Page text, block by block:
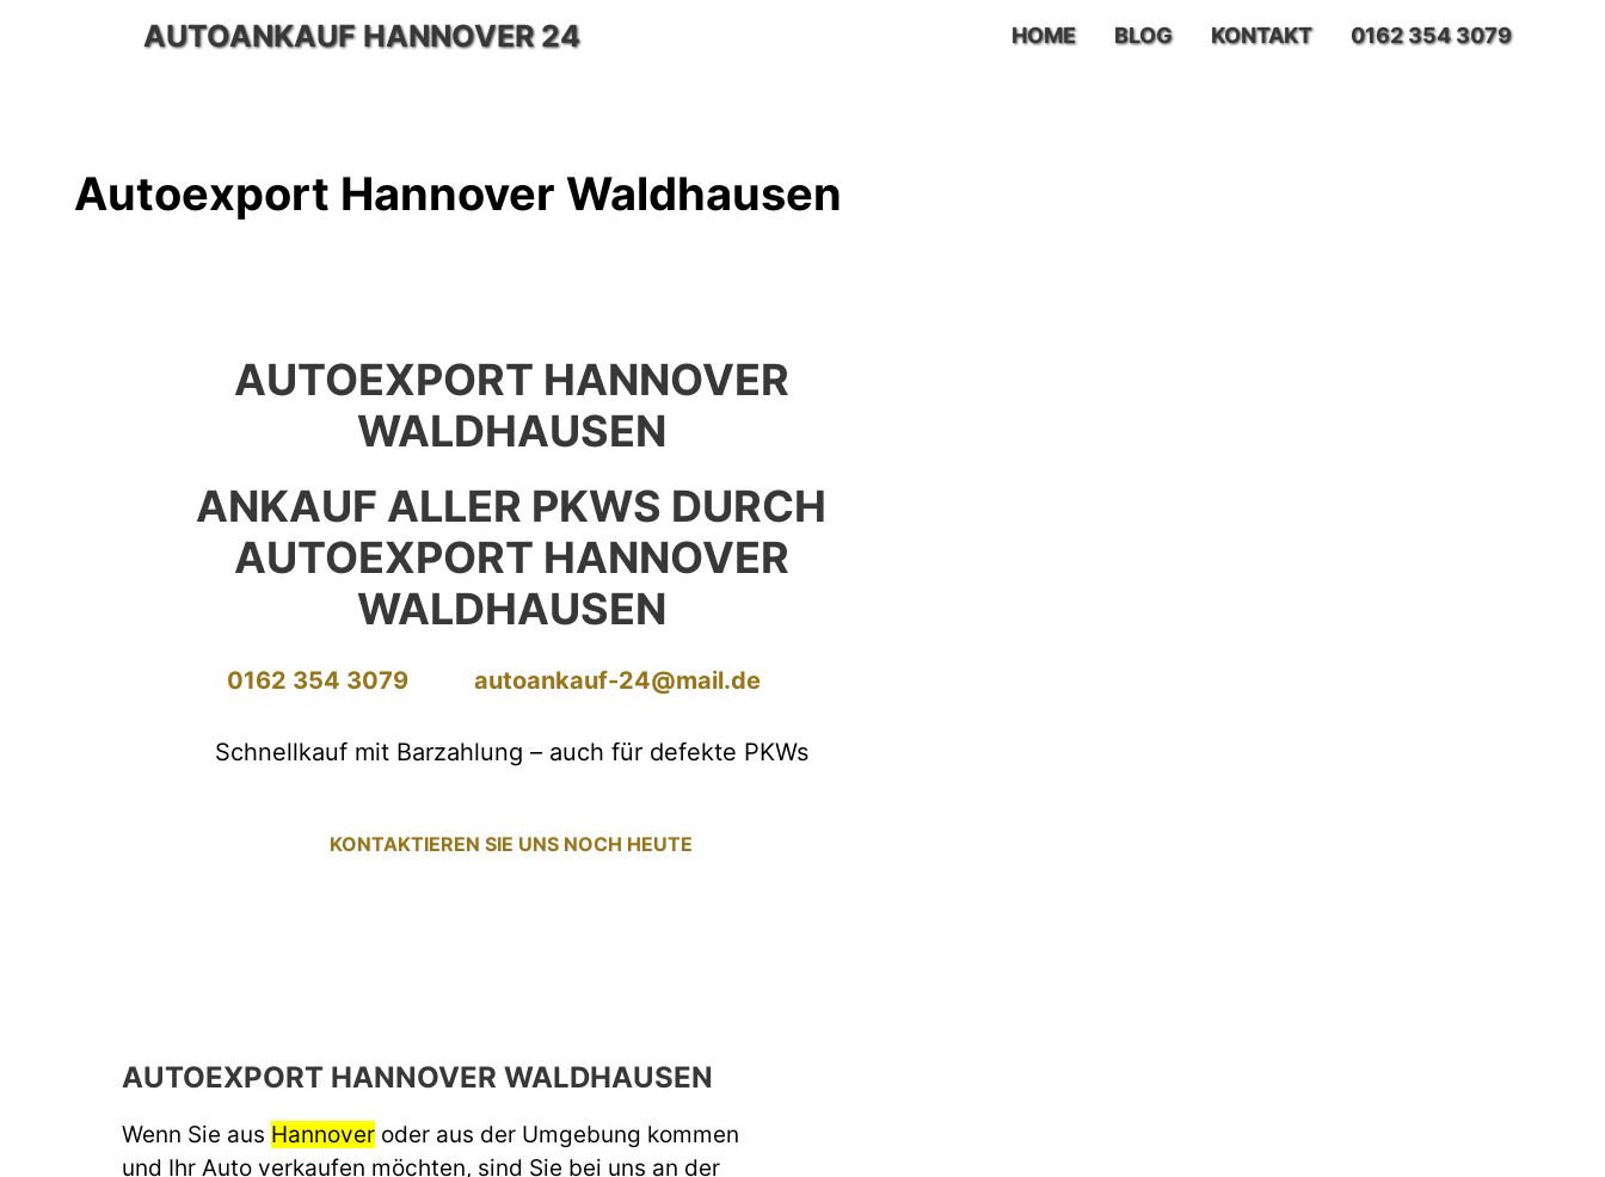
AUTOANKAUF HANNOVER 24 HOME BLOG KONTAKT 0162 354 3079
Autoexport Hannover Waldhausen
AUTOEXPORT HANNOVER
WALDHAUSEN
ANKAUF ALLER PKWS DURCH
AUTOEXPORT HANNOVER
WALDHAUSEN
0162 354 3079 autoankauf-24@mail.de
Schnellkauf mit Barzahlung – auch für defekte PKWs
KONTAKTIEREN SIE UNS NOCH HEUTE
AUTOEXPORT HANNOVER WALDHAUSEN
Wenn Sie aus Hannover oder aus der Umgebung kommen
und Ihr Auto verkaufen möchten, sind Sie bei uns an der